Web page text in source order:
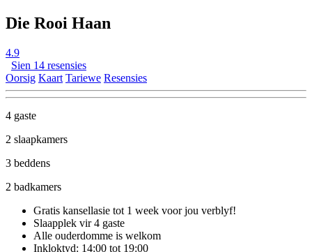
Die Rooi Haan
4.9
Sien 14 resensies
Oorsig Kaart Tariewe Resensies
4 gaste
2 slaapkamers
3 beddens
2 badkamers
Gratis kansellasie tot 1 week voor jou verblyf!
Slaapplek vir 4 gaste
Alle ouderdomme is welkom
Inkloktyd: 14:00 tot 19:00